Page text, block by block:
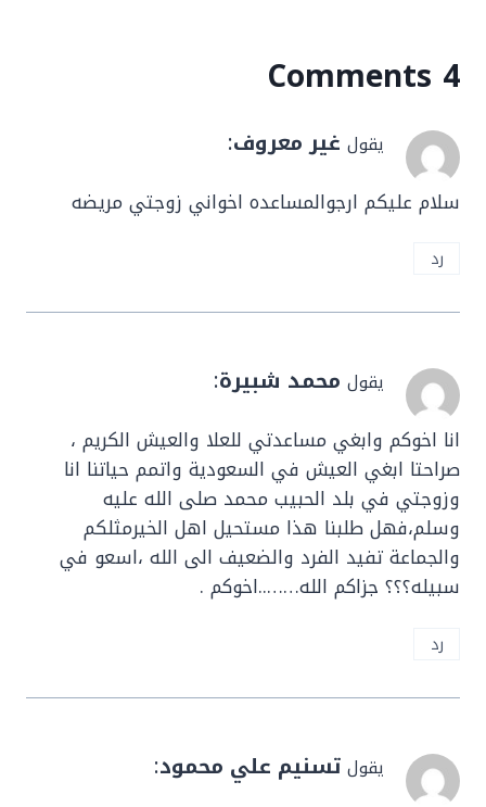
4 Comments
يقول غير معروف:
سلام علیکم ارجوالمساعده اخواني زوجتي مريضه
رد
يقول محمد شبيرة:
انا اخوكم وابغي مساعدتي للعلا والعيش الكريم ،
صراحتا ابغي العيش في السعودية واتمم حياتنا انا
وزوجتي في بلد الحبيب محمد صلى الله عليه
وسلم،فهل طلبنا هذا مستحيل اهل الخيرمثلكم
والجماعة تفيد الفرد والضعيف الى الله ،اسعو في
سبيله؟؟؟ جزاكم الله……..اخوكم .
رد
يقول تسنيم علي محمود: